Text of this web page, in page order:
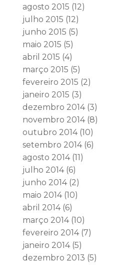
agosto 2015 (12)
julho 2015 (12)
junho 2015 (5)
maio 2015 (5)
abril 2015 (4)
março 2015 (5)
fevereiro 2015 (2)
janeiro 2015 (3)
dezembro 2014(3)
novembro 2014(8)
outubro 2014(10)
setembro 2014(6)
agosto 2014(11)
julho 2014(6)
junho 2014(2)
maio 2014(10)
abril 2014(6)
março 2014(10)
fevereiro 2014(7)
janeiro 2014(5)
dezembro 2013 (5)